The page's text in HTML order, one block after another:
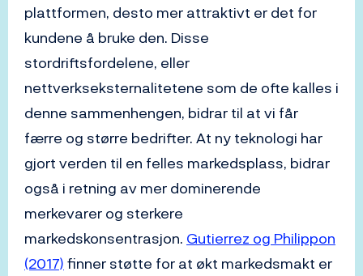
plattformen, desto mer attraktivt er det for
kundene å bruke den. Disse
stordriftsfordelene, eller
nettverkseksternalitetene som de ofte kalles i
denne sammenhengen, bidrar til at vi får
færre og større bedrifter. At ny teknologi har
gjort verden til en felles markedsplass, bidrar
også i retning av mer dominerende
merkevarer og sterkere
markedskonsentrasjon. Gutierrez og Philippon
(2017)finner støtte for at økt markedsmakt er